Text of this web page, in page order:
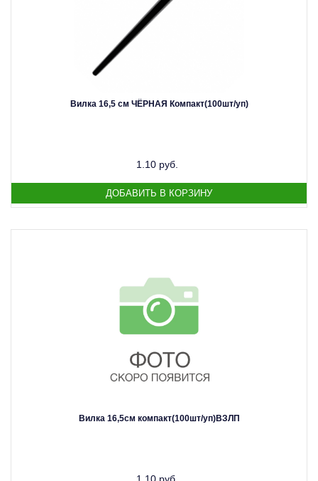
Вилка 16,5 см ЧЁРНАЯ Компакт(100шт/уп)
1.10 руб.
Вилка 16,5см компакт(100шт/уп)ВЗЛП